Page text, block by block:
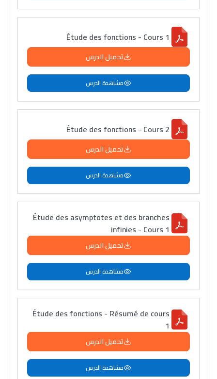
سامورا
بطلة المغرب فالقفز
الطولي، ملاك البردع
كتحكي على تجربتها
فالرّياضة و الدّراسة
Étude des fonctions - Cours 1
تحميل الدرس
مشاهدة الدرس
Étude des fonctions - Cours 2
تحميل الدرس
مشاهدة الدرس
Étude des asymptotes et des branches
infinies - Cours 1
تحميل الدرس
مشاهدة الدرس
Étude des fonctions - Résumé de cours
1
تحميل الدرس
مشاهدة الدرس